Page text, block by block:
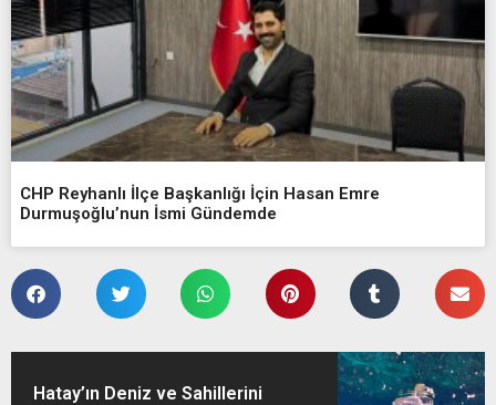
CHP Reyhanlı İlçe Başkanlığı İçin Hasan Emre
Durmuşoğlu’nun İsmi Gündemde
Hatay’ın Deniz ve Sahillerini